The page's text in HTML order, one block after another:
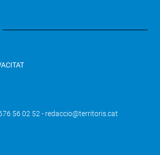
56 02 52 - redaccio@territoris.cat